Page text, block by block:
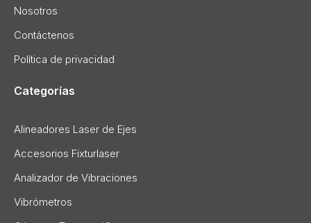
Nosotros
Contáctenos
Política de privacidad
Categorías
Alineadores Laser de Ejes
Accesorios Fixturlaser
Analizador de Vibraciones
Vibrómetros